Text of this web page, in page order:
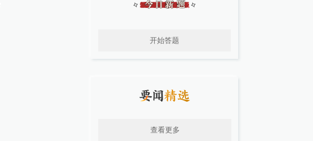
开始答题
查看更多